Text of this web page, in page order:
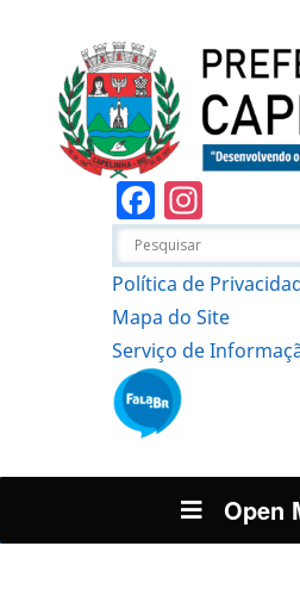
Facebook
Política de
Mapa do Site
Serviço de
Open